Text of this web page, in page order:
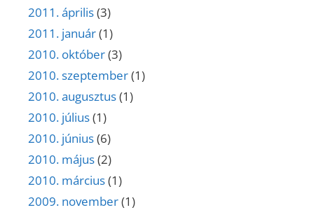
2011. április(3)
2011. január(1)
2010. október(3)
2010. szeptember(1)
2010. augusztus(1)
2010. július(1)
2010. június(6)
2010. május(2)
2010. március(1)
2009. november(1)